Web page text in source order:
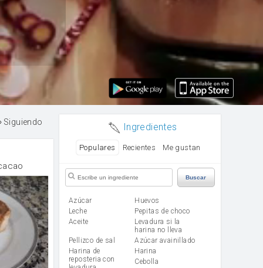
Siguiendo Ingredientes
Populares Recientes Me gustan
Buscar
Azúcar
huevos
leche
Pepitas de choco
aceite
Levadura si la
harina no lleva
Pellizco de sal
Azúcar avainillado
Harina de
reposteria con
harina
cebolla